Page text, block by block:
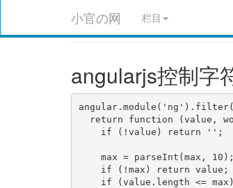
小官の网 栏目
angularjs控制字
return function (value,
if (!value) return '';
max = parseInt(max, 10);
if (!max) return value;
if (value.length <= max)